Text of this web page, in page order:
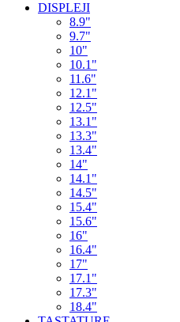
DISPLEJI
8.9"
9.7"
10"
10.1"
11.6"
12.1"
12.5"
13.1"
13.3"
13.4"
14"
14.1"
14.5"
15.4"
15.6"
16"
16.4"
17"
17.1"
17.3"
18.4"